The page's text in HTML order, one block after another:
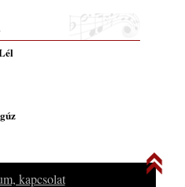
kapcsolat